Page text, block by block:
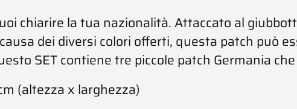
chiarire la tua nazionalità. Attaccato al
dei diversi colori offerti, questa patch può
SET contiene tre piccole patch Germania
(altezza x larghezza)